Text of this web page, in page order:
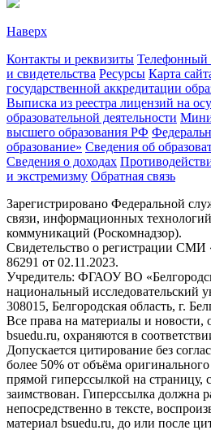
Наверх
Контакты и реквизиты Телефонный
и свидетельства Ресурсы Карта
государственной аккредитации
Выписка из реестра лицензий на
образовательной деятельности
высшего образования РФ
образование» Сведения об
Сведения о доходах
и экстремизму Обратная связь
Зарегистрировано Федеральной
связи, информационных
коммуникаций (Роскомнадзор).
Свидетельство о регистрации
86291 от 02.11.2023.
Учредитель: ФГАОУ ВО
национальный исследовательский
308015, Белгородская область, г.
Все права на материалы и новости,
bsuedu.ru, охраняются в
Допускается цитирование без
более 50% от объёма
прямой гиперссылкой на страницу,
заимствован. Гиперссылка должна
непосредственно в тексте,
материал bsuedu.ru, до или после